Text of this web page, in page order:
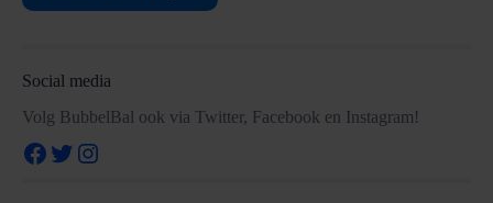
Social media
Volg BubbelBal ook via Twitter, Facebook en Instagram!
Facebook
Twitter
Instagram